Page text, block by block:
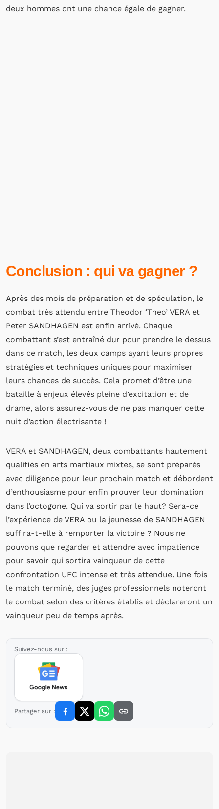
deux hommes ont une chance égale de gagner.
Conclusion : qui va gagner ?
Après des mois de préparation et de spéculation, le
combat très attendu entre Theodor ‘Theo’ VERA et
Peter SANDHAGEN est enfin arrivé. Chaque
combattant s’est entraîné dur pour prendre le dessus
dans ce match, les deux camps ayant leurs propres
stratégies et techniques uniques pour maximiser
leurs chances de succès. Cela promet d’être une
bataille à enjeux élevés pleine d’excitation et de
drame, alors assurez-vous de ne pas manquer cette
nuit d’action électrisante !
VERA et SANDHAGEN, deux combattants hautement
qualifiés en arts martiaux mixtes, se sont préparés
avec diligence pour leur prochain match et débordent
d’enthousiasme pour enfin prouver leur domination
dans l’octogone. Qui va sortir par le haut? Sera-ce
l’expérience de VERA ou la jeunesse de SANDHAGEN
suffira-t-elle à remporter la victoire ? Nous ne
pouvons que regarder et attendre avec impatience
pour savoir qui sortira vainqueur de cette
confrontation UFC intense et très attendue. Une fois
le match terminé, des juges professionnels noteront
le combat selon des critères établis et déclareront un
vainqueur peu de temps après.
Suivez-nous sur :
Partager sur :